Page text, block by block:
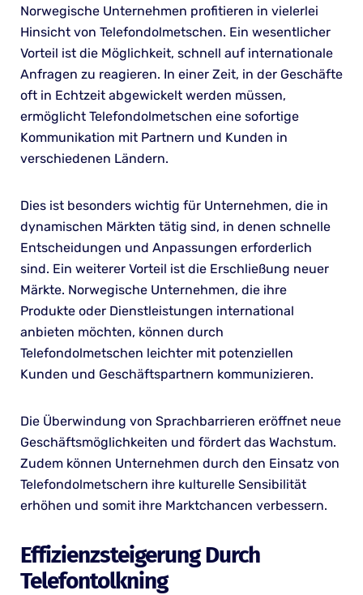
Norwegische Unternehmen profitieren in vielerlei
Hinsicht von Telefondolmetschen. Ein wesentlicher
Vorteil ist die Möglichkeit, schnell auf internationale
Anfragen zu reagieren. In einer Zeit, in der Geschäfte
oft in Echtzeit abgewickelt werden müssen,
ermöglicht Telefondolmetschen eine sofortige
Kommunikation mit Partnern und Kunden in
verschiedenen Ländern.
Dies ist besonders wichtig für Unternehmen, die in
dynamischen Märkten tätig sind, in denen schnelle
Entscheidungen und Anpassungen erforderlich
sind. Ein weiterer Vorteil ist die Erschließung neuer
Märkte. Norwegische Unternehmen, die ihre
Produkte oder Dienstleistungen international
anbieten möchten, können durch
Telefondolmetschen leichter mit potenziellen
Kunden und Geschäftspartnern kommunizieren.
Die Überwindung von Sprachbarrieren eröffnet neue
Geschäftsmöglichkeiten und fördert das Wachstum.
Zudem können Unternehmen durch den Einsatz von
Telefondolmetschern ihre kulturelle Sensibilität
erhöhen und somit ihre Marktchancen verbessern.
Effizienzsteigerung Durch
Telefontolkning